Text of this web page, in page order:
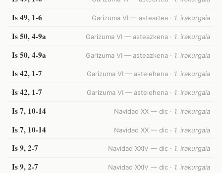
Is 49, 1-6 Garizuma VI — asteartea · 1. irakurgaia
Is 50, 4-9a Garizuma VI — asteazkena · 1. irakurgaia
Is 50, 4-9a Garizuma VI — asteazkena · 1. irakurgaia
Is 42, 1-7 Garizuma VI — astelehena · 1. irakurgaia
Is 42, 1-7 Garizuma VI — astelehena · 1. irakurgaia
Is 7, 10-14 Navidad XX — dic · 1. irakurgaia
Is 7, 10-14 Navidad XX — dic · 1. irakurgaia
Is 9, 2-7 Navidad XXIV — dic · 1. irakurgaia
Is 9, 2-7 Navidad XXIV — dic · 1. irakurgaia